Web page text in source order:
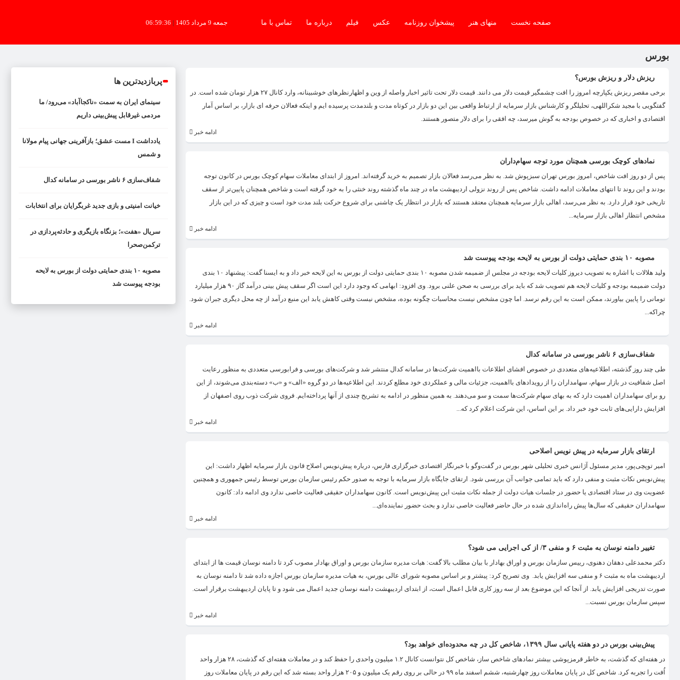
صفحه نخست منهای هنر پیشخوان روزنامه عکس فیلم درباره ما تماس با ما جمعه 9 مرداد 1405 |
06:59:37
بورس
ریزش دلار و ریزش بورس؟
برخی مقصر ریزش یکپارچه امروز را افت چشمگیر قیمت دلار می دانند. قیمت دلار تحت تاثیر اخبار واصله از وین و اظهارنظرهای خوشبینانه، وارد کانال ۲۷ هزار تومان شده است. در
گفتگویی با مجید شکراللهی، تحلیلگر و کارشناس بازار سرمایه از ارتباط واقعی بین این دو بازار در کوتاه مدت و بلندمدت پرسیده ایم و اینکه فعالان حرفه ای بازار، بر اساس آمار
اقتصادی و اخباری که در خصوص بودجه به گوش میرسد، چه افقی را برای دلار متصور هستند.
ادامه خبر
نمادهای کوچک بورسی همچنان مورد توجه سهام‌داران
پس از دو روز افت شاخص‌، امروز بورس تهران سبزپوش شد. به نظر می‌رسد فعالان بازار تصمیم به خرید گرفته‌اند. امروز از ابتدای معاملات سهام کوچک بورس در کانون توجه
بودند و این روند تا انتهای معاملات ادامه داشت. شاخص پس از روند نزولی اردیبهشت ماه در چند ماه گذشته روند خنثی را به خود گرفته است و شاخص همچنان پایین‌تر از سقف
تاریخی خود قرار دارد. به نظر می‌رسد، اهالی بازار سرمایه همچنان معتقد هستند که بازار در انتظار یک چاشنی برای شروع حرکت بلند مدت خود است و چیزی که در این بازار
مشخص انتظار اهالی بازار سرمایه...
ادامه خبر
مصوبه ۱۰ بندی حمایتی دولت از بورس به لایحه بودجه پیوست شد
ولید هلالات با اشاره به تصویب دیروز کلیات لایحه بودجه در مجلس از ضمیمه شدن مصوبه ۱۰ بندی حمایتی دولت از بورس به این لایحه خبر داد و به ایسنا گفت: پیشنهاد ۱۰ بندی
دولت ضمیمه بودجه و کلیات لایحه هم تصویب شد که باید برای بررسی به صحن علنی برود. وی افزود: ابهامی که وجود دارد این است اگر سقف پیش بینی درآمد گاز ۹۰ هزار میلیارد
تومانی را پایین بیاورند، ممکن است به این رقم نرسد. اما چون مشخص نیست محاسبات چگونه بوده، مشخص نیست وقتی کاهش یابد این منبع درآمد از چه محل دیگری جبران شود.
چراکه...
ادامه خبر
شفاف‌سازی ۶ ناشر بورسی در سامانه کدال
طی چند روز گذشته، اطلاعیه‌‌‌های متعددی در خصوص افشای اطلاعات بااهمیت شرکت‌ها در سامانه کدال منتشر شد و شرکت‌های بورسی و فرابورسی متعددی به منظور رعایت
اصل شفافیت در بازار سهام، سهامداران را از رویدادهای بااهمیت، جزئیات مالی و عملکردی خود مطلع کردند. این اطلاعیه‌‌‌ها در دو گروه «الف» و «ب» دسته‌‌‌بندی می‌‌‌شوند، از این
رو برای سهامداران اهمیت دارد که به بهای سهام شرکت‌ها سمت و سو می‌دهند. به همین منظور در ادامه به تشریح چندی از آنها پرداخته‌‌‌ایم. فروی شرکت ذوب روی اصفهان از
افزایش دارایی‌‌‌های ثابت خود خبر داد. بر این اساس، این شرکت اعلام کرد که...
ادامه خبر
ارتقای بازار سرمایه در پیش نویس اصلاحی
امیر توپچی‌پور، مدیر مسئول آژانس خبری تحلیلی شهر بورس در گفت‌وگو با خبرنگار اقتصادی خبرگزاری فارس، درباره پیش‌نویس اصلاح قانون بازار سرمایه اظهار داشت: این
پیش‌نویس نکات مثبت و منفی دارد که باید تمامی جوانب آن بررسی شود. ارتقای جایگاه بازار سرمایه با توجه به صدور حکم رئیس سازمان بورس توسط رئیس جمهوری و همچنین
عضویت وی در ستاد اقتصادی یا حضور در جلسات هیات دولت از جمله نکات مثبت این پیش‌نویس است. کانون سهامداران حقیقی فعالیت خاصی ندارد وی ادامه داد: کانون
سهامداران حقیقی که سال‌ها پیش راه‌اندازی شده در حال حاضر فعالیت خاصی ندارد و بحث حضور نماینده‌ای...
ادامه خبر
تغییر دامنه نوسان به مثبت ۶ و منفی ۳/ از کی اجرایی می شود؟
دکتر محمدعلی دهقان دهنوی، رییس سازمان بورس و اوراق بهادار با بیان مطلب بالا گفت: هیات مدیره سازمان بورس و اوراق بهادار مصوب کرد تا دامنه نوسان قیمت ها از ابتدای
اردیبهشت ماه به مثبت ۶ و منفی سه افزایش یابد. وی تصریح کرد: پیشتر و بر اساس مصوبه شورای عالی بورس، به هیات مدیره سازمان بورس اجازه داده شد تا دامنه نوسان به
صورت تدریجی افزایش یابد. از آنجا که این موضوع بعد از سه روز کاری قابل اعمال است، از ابتدای اردیبهشت دامنه نوسان جدید اعمال می شود و تا پایان اردیبهشت برقرار است.
سپس سازمان بورس نسبت...
ادامه خبر
پیش‌بینی بورس در دو هفته پایانی سال ۱۳۹۹، شاخص کل در چه محدوده‌ای خواهد بود؟
در هفته‌ای که گذشت، به خاطر قرمزپوشی بیشتر نماد‌های شاخص ساز، شاخص کل نتوانست کانال ۱.۲ میلیون واحدی را حفظ کند و در معاملات هفته‌ای که گذشت، ۲۸ هزار واحد
اُفت را تجربه کرد. شاخص کل در پایان معاملات روز چهارشنبه، ششم اسفند ماه ۹۹ در حالی بر روی رقم یک میلیون و ۲۰۵ هزار واحد بسته شد که این رقم در پایان معاملات روز
پربازدیدترین ها
سینمای ایران به سمت «ناکجاآباد» می‌رود/ ما
مردمی غیرقابل پیش‌بینی داریم
یادداشت I مست عشق؛ بازآفرینی جهانی پیام مولانا
و شمس
شفاف‌سازی ۶ ناشر بورسی در سامانه کدال
خیانت امنیتی و بازی جدید غربگرایان برای انتخابات
سریال «هفت»؛ بزنگاه بازیگری و حادثه‌پردازی در
ترکمن‌صحرا
مصوبه ۱۰ بندی حمایتی دولت از بورس به لایحه
بودجه پیوست شد